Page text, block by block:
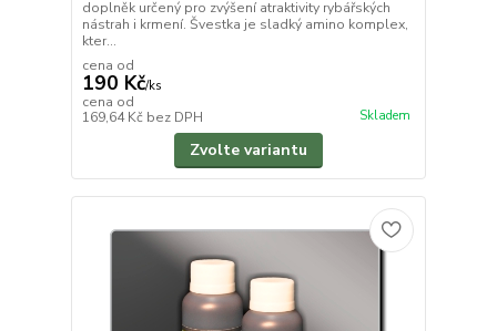
doplněk určený pro zvýšení atraktivity rybářských
nástrah i krmení. Švestka je sladký amino komplex,
kter...
cena od
190 Kč/ks
cena od
169,64 Kč bez DPH Skladem
Zvolte variantu